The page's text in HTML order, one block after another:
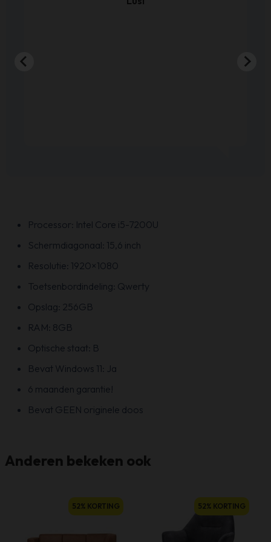
Processor: Intel Core i5-7200U
Schermdiagonaal: 15,6 inch
Resolutie: 1920×1080
Toetsenbordindeling: Qwerty
Opslag: 256GB
RAM: 8GB
Optische staat: B
Bevat Windows 11: Ja
6 maanden garantie!
Bevat GEEN originele doos
Anderen bekeken ook
52% KORTING 52% KORTING